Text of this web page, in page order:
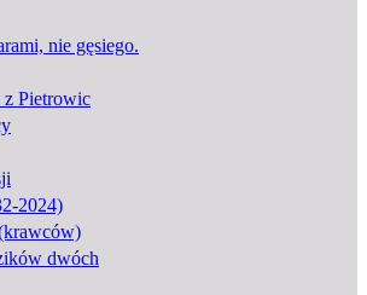
nie gęsiego.
z Pietrowic
2024)
dwóch